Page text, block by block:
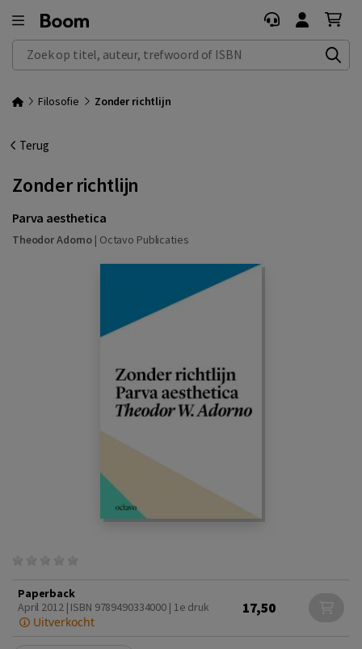
Zoek op titel, auteur, trefwoord of ISBN
Filosofie Zonder richtlijn
Terug
Zonder richtlijn
Parva aesthetica
Theodor Adorno | Octavo Publicaties
Paperback
April 2012 | ISBN 9789490334000 | 1e druk
Uitverkocht
17,50